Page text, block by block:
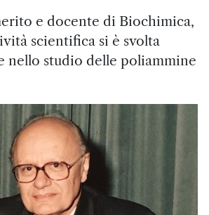
e docente di Biochimica,
scientifica si è svolta
nello studio delle poliammine